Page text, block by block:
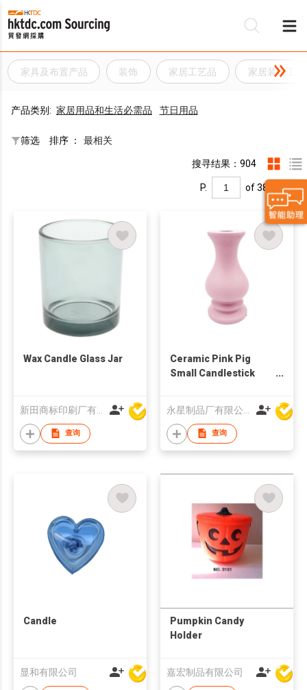
家具及布置产品 装饰 家居工艺品 家居装饰工艺
产品类别: 家居用品和生活必需品 节日用品
筛选 排序 ： 最相关
搜寻结果：904
P. of 38
Wax Candle Glass Jar
查询
Ceramic Pink Pig
Small Candlestick
查询
Candle
显和有限公司
Pumpkin Candy
Holder
嘉宏制品有限公司